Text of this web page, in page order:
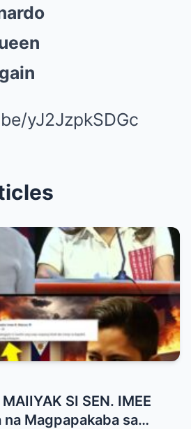
yJ2JzpkSDGc
SI SEN. IMEE
na Magpapakaba sa